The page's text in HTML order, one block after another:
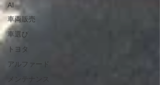
AI
車両販売
車選び
トヨタ
アルファード
来のパフォーマンスを維持することにつながります
特にBMW M3のような高性能モデルは、日頃から適
なメンテナンスを行うことで、より安心してドライ
ングを楽しんでいただけます。 リトルガレージでは
入車のメンテナンスにも対応しております🔧 オイル
換や点検など、お車のコンディションが気になる方
き、誠にありがとうございました。 今後ともリトル